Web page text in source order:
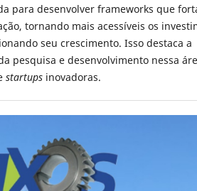
para desenvolver frameworks que
tornando mais acessíveis os
seu crescimento. Isso destaca a
pesquisa e desenvolvimento nessa
startupsinovadoras.